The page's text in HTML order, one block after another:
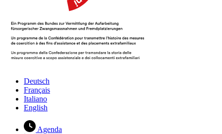
Deutsch
Français
Italiano
English
Agenda